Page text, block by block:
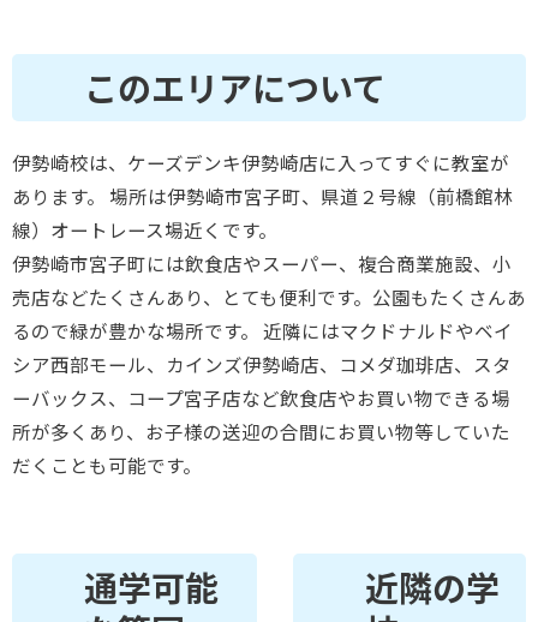
このエリアについて
伊勢崎校は、ケーズデンキ伊勢崎店に入ってすぐに教室が
あります。 場所は伊勢崎市宮子町、県道２号線（前橋館林
線）オートレース場近くです。
伊勢崎市宮子町には飲食店やスーパー、複合商業施設、小
売店などたくさんあり、とても便利です。公園もたくさんあ
るので緑が豊かな場所です。 近隣にはマクドナルドやベイ
シア西部モール、カインズ伊勢崎店、コメダ珈琲店、スタ
ーバックス、コープ宮子店など飲食店やお買い物できる場
所が多くあり、お子様の送迎の合間にお買い物等していた
だくことも可能です。
通学可能
近隣の学